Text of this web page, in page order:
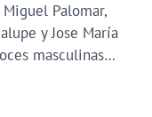
Palomar,
y Jose María
masculinas…